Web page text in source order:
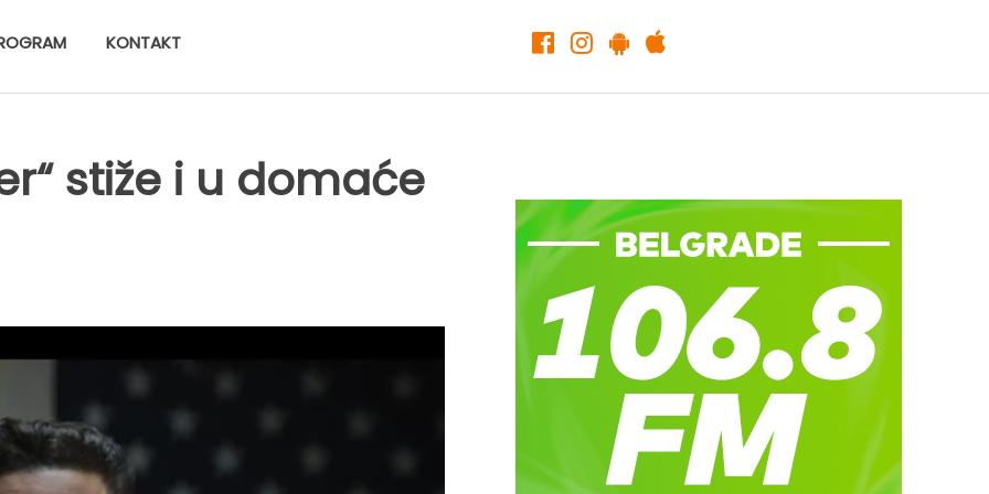
KONTAKT
stiže i u domaće